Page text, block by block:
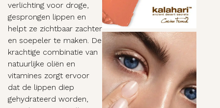
verlichting voor droge,
gesprongen lippen en
helpt ze zichtbaar zachter
en soepeler te maken. De
krachtige combinatie van
natuurlijke oliën en
vitamines zorgt ervoor
dat de lippen diep
gehydrateerd worden,